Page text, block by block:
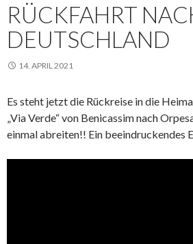
RÜCKFAHRT
DEUTSCHLAND
14. APRIL 2021
Es steht jetzt die Rückreise in die
„Via Verde“ von Benicassim nach
einmal abreiten!! Ein beeindruckendes